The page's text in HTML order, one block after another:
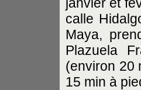
calle
Maya,
Plazuela
(environ 20
15 min à